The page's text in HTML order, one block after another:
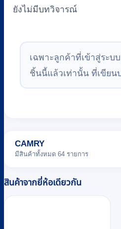
ยังไม่มีบทวิจารณ์
เฉพาะลูกค้าที่เข้าสู่ระบ
ชิ้นนี้แล้วเท่านั้น ที่เขียน
CAMRY
มีสินค้าทั้งหมด 64 รายการ
สินค้าจากยี่ห้อเดียวกัน